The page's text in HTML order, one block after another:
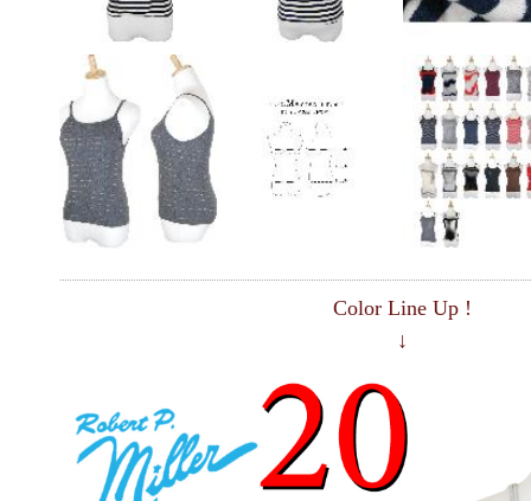
Color Line Up !
↓